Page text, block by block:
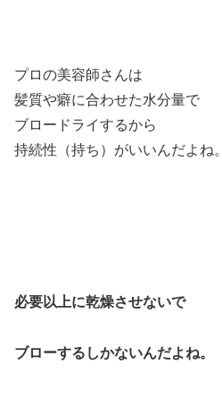
プロの美容師さんは
髪質や癖に合わせた水分量で
ブロードライするから
持続性（持ち）がいいんだよね。
必要以上に乾燥させないで
ブローするしかないんだよね。